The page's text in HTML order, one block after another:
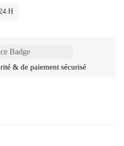
H
& de paiement sécurisé